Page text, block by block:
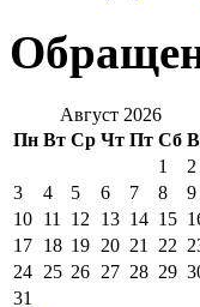
Август 2026
Пн Вт Ср Чт Пт Сб
1
2
3
4 5 6 7 8
9
10 11 12 13 14 15
17 18 19 20 21 22
24 25 26 27 28 29
31